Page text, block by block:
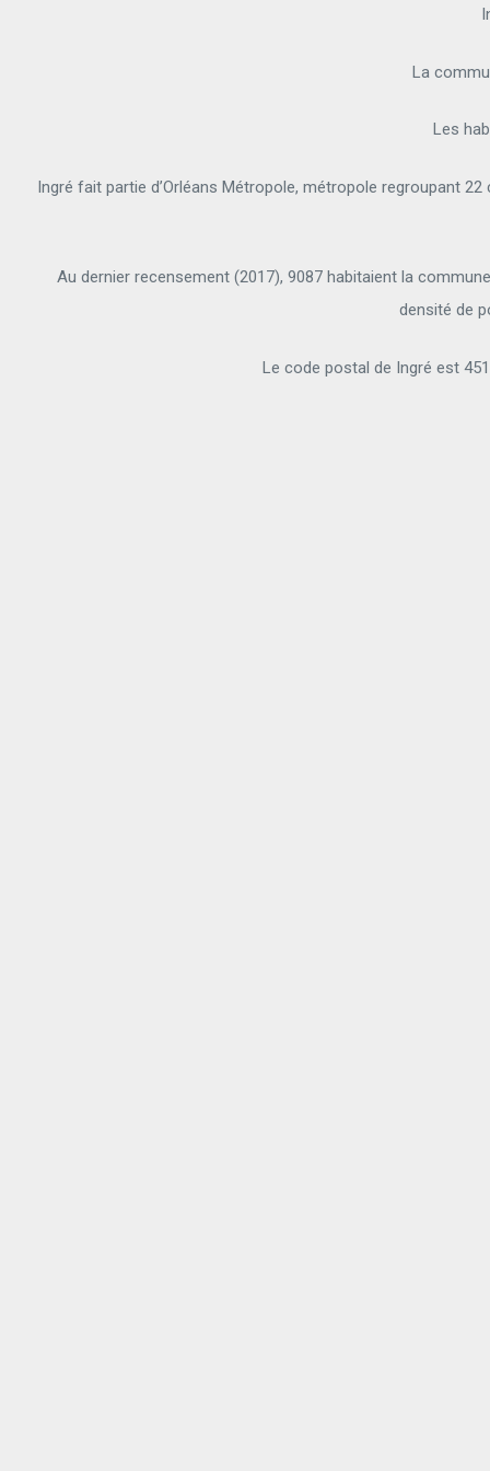
La
Les
Ingré fait partie d’Orléans Métropole, métropole regroupant
Au dernier recensement (2017), 9087 habitaient la
densité de
Le code postal de Ingré est